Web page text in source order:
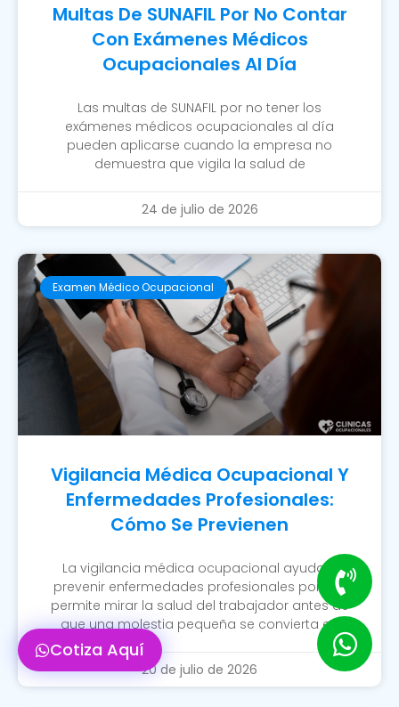
Multas De SUNAFIL Por No Contar
Con Exámenes Médicos
Ocupacionales Al Día
Las multas de SUNAFIL por no tener los
exámenes médicos ocupacionales al día
pueden aplicarse cuando la empresa no
demuestra que vigila la salud de
24 de julio de 2026
Examen Médico Ocupacional
Vigilancia Médica Ocupacional Y
Enfermedades Profesionales:
Cómo Se Previenen
La vigilancia médica ocupacional ayuda a
prevenir enfermedades profesionales porque
permite mirar la salud del trabajador antes de
que una molestia pequeña se convierta en
20 de julio de 2026
Cotiza Aquí